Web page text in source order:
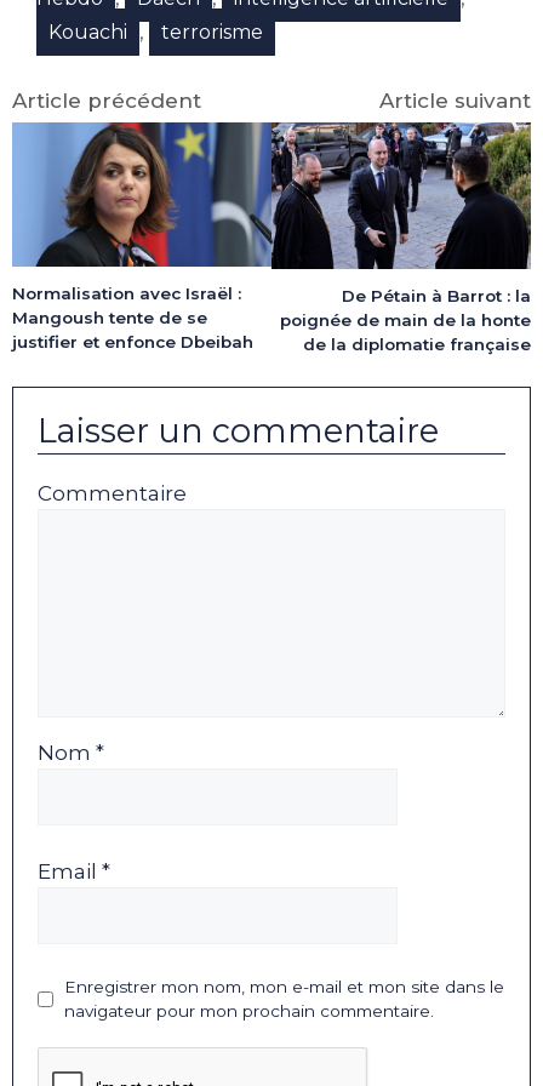
Kouachi , terrorisme
Article précédent
Normalisation avec Israël :
Mangoush tente de se
justifier et enfonce Dbeibah
Article suivant
De Pétain à Barrot : la
poignée de main de la honte
de la diplomatie française
Laisser un commentaire
Commentaire
Nom *
Email *
Enregistrer mon nom, mon e-mail et mon site dans le
navigateur pour mon prochain commentaire.